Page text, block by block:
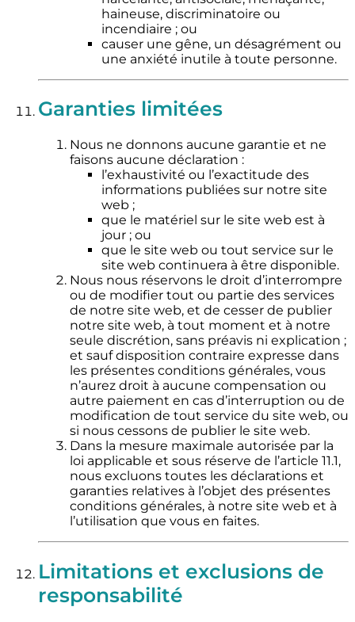
haineuse, discriminatoire ou
incendiaire ; ou
causer une gêne, un désagrément ou
une anxiété inutile à toute personne.
Garanties limitées
Nous ne donnons aucune garantie et ne
faisons aucune déclaration :
l’exhaustivité ou l’exactitude des
informations publiées sur notre site
web ;
que le matériel sur le site web est à
jour ; ou
que le site web ou tout service sur le
site web continuera à être disponible.
Nous nous réservons le droit d’interrompre
ou de modifier tout ou partie des services
de notre site web, et de cesser de publier
notre site web, à tout moment et à notre
seule discrétion, sans préavis ni explication ;
et sauf disposition contraire expresse dans
les présentes conditions générales, vous
n’aurez droit à aucune compensation ou
autre paiement en cas d’interruption ou de
modification de tout service du site web, ou
si nous cessons de publier le site web.
Dans la mesure maximale autorisée par la
loi applicable et sous réserve de l’article 11.1,
nous excluons toutes les déclarations et
garanties relatives à l’objet des présentes
conditions générales, à notre site web et à
l’utilisation que vous en faites.
Limitations et exclusions de
responsabilité